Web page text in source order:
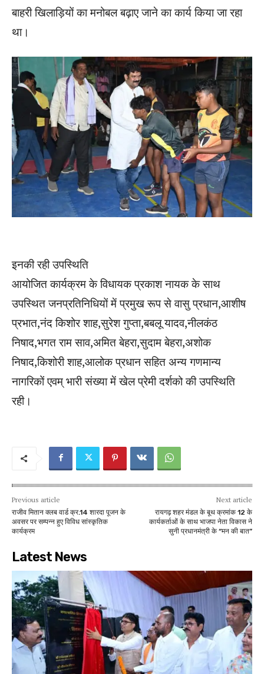
बाहरी खिलाड़ियों का मनोबल बढ़ाए जाने का कार्य किया जा रहा
था।
इनकी रही उपस्थिति
आयोजित कार्यक्रम के विधायक प्रकाश नायक के साथ
उपस्थित जनप्रतिनिधियों में प्रमुख रूप से वासु प्रधान,आशीष
प्रभात,नंद किशोर शाह,सुरेश गुप्ता,बबलू यादव,नीलकंठ
निषाद,भगत राम साव,अमित बेहरा,सुदाम बेहरा,अशोक
निषाद,किशोरी शाह,आलोक प्रधान सहित अन्य गणमान्य
नागरिकों एवम् भारी संख्या में खेल प्रेमी दर्शको की उपस्थिति
रही।
Previous article
राजीव मितान क्लब वार्ड क्र.14 शारदा पूजन के
अवसर पर सम्पन्न हुए विविध सांस्कृतिक
कार्यक्रम
Next article
रायगढ़ शहर मंडल के बूथ क्रमांक 12 के
कार्यकर्ताओं के साथ भाजपा नेता विकास ने
सुनी प्रधानमंत्री के “मन की बात”
Latest News